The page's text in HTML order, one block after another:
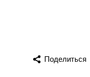
Поделиться